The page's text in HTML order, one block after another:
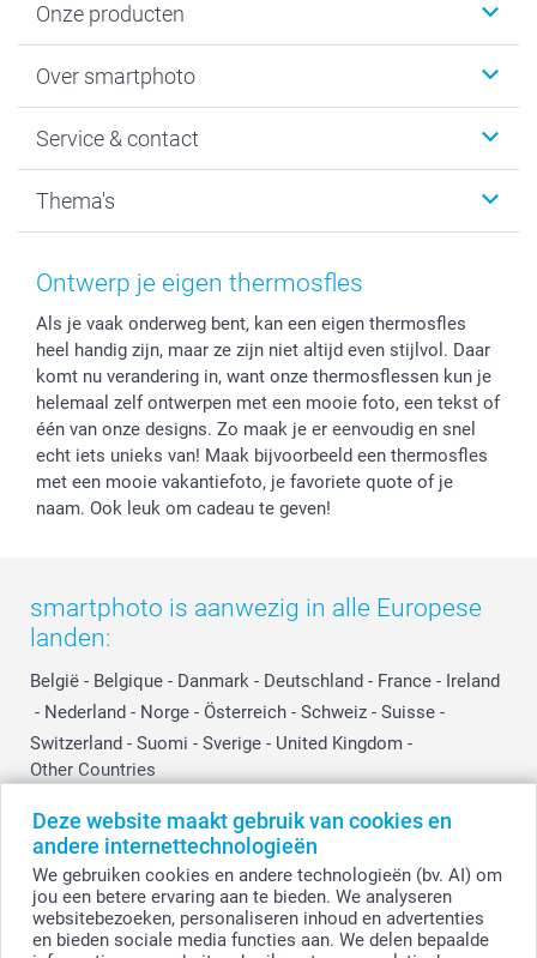
Deze website maakt gebruik van cookies en
andere internettechnologieën
We gebruiken cookies en andere technologieën (bv. AI) om
jou een betere ervaring aan te bieden. We analyseren
websitebezoeken, personaliseren inhoud en advertenties
en bieden sociale media functies aan. We delen bepaalde
Onze producten
Fotoboeken
Fotocadeaus
Kaarten
Over smartphoto
Vacatures
Bestelproces
Herroepingsrecht
Cookiebeleid
Reviews
Prijslijst
Investor Relations
Service & contact
Tevredenheidsgarantie
Mijn orderstatus
smartbonus
smartfriends
service@smartphoto.nl
Affiliate partnerprogramma
Partnerships
Influencer partnerprogramma
Thema's
Baby
Moederdag
Vaderdag
Huwelijk
Ontwerp je eigen thermosfles
Als je vaak onderweg bent, kan een eigen thermosfles
heel handig zijn, maar ze zijn niet altijd even stijlvol. Daar
komt nu verandering in, want onze thermosflessen kun je
helemaal zelf ontwerpen met een mooie foto, een tekst of
één van onze designs. Zo maak je er eenvoudig en snel
echt iets unieks van! Maak bijvoorbeeld een thermosfles
met een mooie vakantiefoto, je favoriete quote of je
naam. Ook leuk om cadeau te geven!
smartphoto is aanwezig in alle Europese
landen:
België - Belgique - Danmark - Deutschland - France - Ireland
- Nederland - Norge - Österreich - Schweiz - Suisse -
Switzerland - Suomi - Sverige - United Kingdom -
Other Countries
© smartphoto group. Alle rechten voorbehouden.Disclaimer
Alle prijzen zijn in EURO (€) inclusief BTW en exclusief verzendkosten.